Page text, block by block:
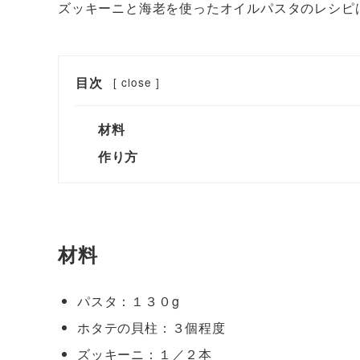
ズッキーニと海老を使ったオイルパスタのレシピ
目次 [ close ]
材料
作り方
材料
パスタ：１３０g
ホタテの貝柱：３個程度
ズッキーニ：１／２本